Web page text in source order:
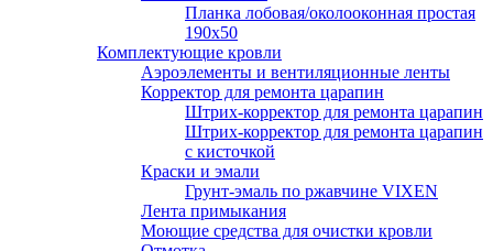
Планка лобовая/околооконная простая
190х50
Комплектующие кровли
Аэроэлементы и вентиляционные ленты
Корректор для ремонта царапин
Штрих-корректор для ремонта царапин
Штрих-корректор для ремонта царапин
с кисточкой
Краски и эмали
Грунт-эмаль по ржавчине VIXEN
Лента примыкания
Моющие средства для очистки кровли